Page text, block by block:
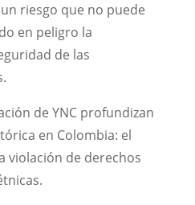
riesgo que no puede
en peligro la
de las
de YNC profundizan
en Colombia: el
violación de derechos